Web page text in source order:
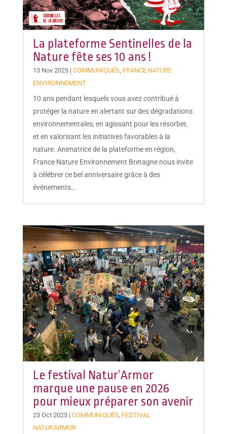
La plateforme Sentinelles de la
Nature fête ses 10 ans !
13 Nov 2025| COMMUNIQUÉS, FRANCE NATURE
ENVIRONNEMENT
10 ans pendant lesquels vous avez contribué à
protéger la nature en alertant sur des dégradations
environnementales, en agissant pour les résorber,
et en valorisant les initiatives favorables à la
nature. Animatrice de la plateforme en région,
France Nature Environnement Bretagne nous invite
à célébrer ce bel anniversaire grâce à des
événements…
Le festival Natur’Armor
marque une pause en 2026
pour mieux préparer son avenir
23 Oct 2025| COMMUNIQUÉS, FESTIVAL
NATUR'ARMOR